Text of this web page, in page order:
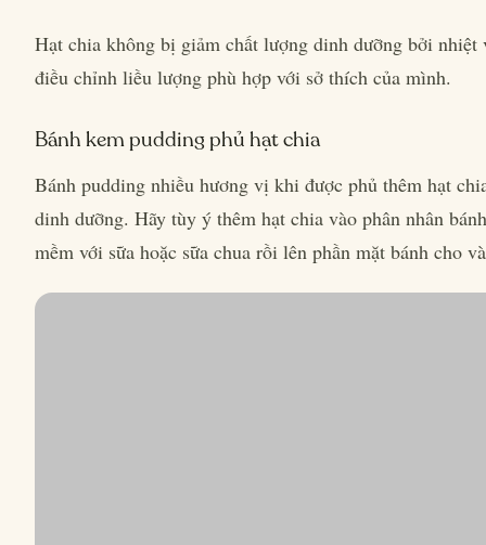
Hạt chia không bị giảm chất lượng dinh dưỡng bởi nhiệt
điều chỉnh liều lượng phù hợp với sở thích của mình.
Bánh kem pudding phủ hạt chia
Bánh pudding nhiều hương vị khi được phủ thêm hạt
dinh dưỡng. Hãy tùy ý thêm hạt chia vào phân nhân
mềm với sữa hoặc sữa chua rồi lên phần mặt bánh cho